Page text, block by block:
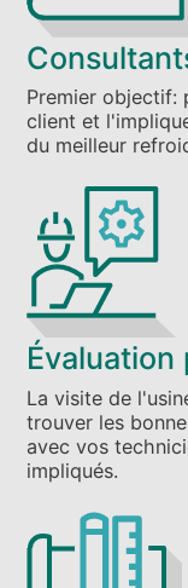
Premier objectif:
client et
du meilleur
Évaluation
La visite de
trouver les
avec vos
impliqués.